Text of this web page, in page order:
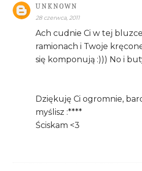
UNKNOWN
28 czerwca, 2011
Ach cudnie Ci w tej
ramionach i Twoje
się komponują :))) No i
Dziękuję Ci ogromnie,
myślisz :****
Ściskam <3